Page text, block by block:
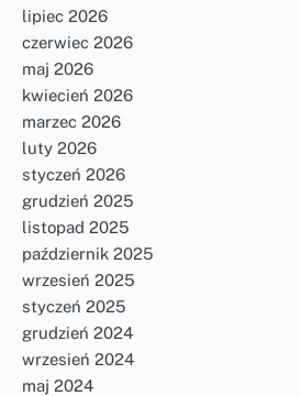
lipiec 2026
czerwiec 2026
maj 2026
kwiecień 2026
marzec 2026
luty 2026
styczeń 2026
grudzień 2025
listopad 2025
październik 2025
wrzesień 2025
styczeń 2025
grudzień 2024
wrzesień 2024
maj 2024